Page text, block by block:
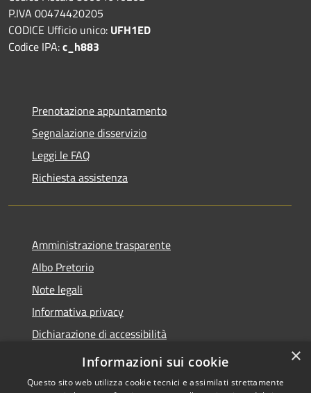
P.IVA 00474420205
CODICE Ufficio unico: UFH1ED
Codice IPA:c_h883
Prenotazione appuntamento
Segnalazione disservizio
Leggi le FAQ
Richiesta assistenza
Amministrazione trasparente
Albo Pretorio
Note legali
Informativa privacy
Dichiarazione di accessibilità
Obiettivi di accessibilità
×
Informazioni sui cookie
Questo sito web utilizza cookie tecnici e assimilati strettamente